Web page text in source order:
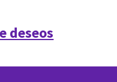
deseos